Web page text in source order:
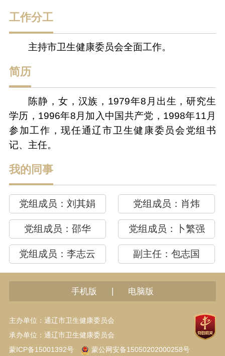
工作分工
主持市卫生健康委员会全面工作。
简历
陈静，女，汉族，1979年8月出生，研究生
学历，1996年8月加入中国共产党，1998年11月
参加工作，现任通辽市卫生健康委员会党组书
记、主任。
我的同事
党组成员：刘其娟 党组成员： 肖炜
党组成员： 邵华 党组成员： 卜繁强
党组成员：李志云 副主任：包志国
手机版 | 电脑版
主办单位：通辽市卫生健康委员会
承办单位：通辽市卫生健康委员会
蒙ICP备15001392号
蒙公网安备15050202000258号